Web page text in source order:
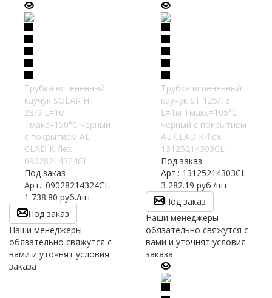
Трубка вспененный
каучук SOLAR HT
28/9 L=1м
Тмакс=150°C черный
с покрытием AL
CLAD K-flex
09028214324CL
Под заказ
Арт.: 09028214324CL
1 738.80 руб./шт
Под заказ
Наши менеджеры
обязательно свяжутся с
вами и уточнят условия
заказа
Трубка вспененный
каучук ST 125/13
L=1м Тмакс=105°C
черный с покрытием
AL CLAD K-flex
13125214303CL
Под заказ
Арт.: 13125214303CL
3 282.19 руб./шт
Под заказ
Наши менеджеры
обязательно свяжутся с
вами и уточнят условия
заказа